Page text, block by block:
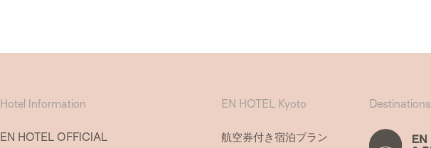
Hotel Information
EN HOTEL OFFICIAL
EN HOTEL Kyoto
航空券付き宿泊プラン
Destinations